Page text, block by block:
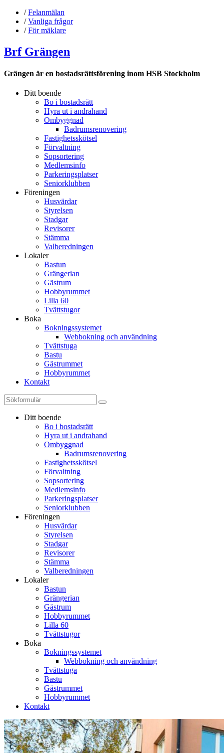
/Felanmälan
/Vanliga frågor
/För mäklare
Brf Grängen
Grängen är en bostadsrättsförening inom HSB Stockholm
Ditt boende
Bo i bostadsrätt
Hyra ut i andrahand
Ombyggnad
Badrumsrenovering
Fastighetsskötsel
Förvaltning
Sopsortering
Medlemsinfo
Parkeringsplatser
Seniorklubben
Föreningen
Husvärdar
Styrelsen
Stadgar
Revisorer
Stämma
Valberedningen
Lokaler
Bastun
Grängerian
Gästrum
Hobbyrummet
Lilla 60
Tvättstugor
Boka
Bokningssystemet
Webbokning och användning
Tvättstuga
Bastu
Gästrummet
Hobbyrummet
Kontakt
Ditt boende
Bo i bostadsrätt
Hyra ut i andrahand
Ombyggnad
Badrumsrenovering
Fastighetsskötsel
Förvaltning
Sopsortering
Medlemsinfo
Parkeringsplatser
Seniorklubben
Föreningen
Husvärdar
Styrelsen
Stadgar
Revisorer
Stämma
Valberedningen
Lokaler
Bastun
Grängerian
Gästrum
Hobbyrummet
Lilla 60
Tvättstugor
Boka
Bokningssystemet
Webbokning och användning
Tvättstuga
Bastu
Gästrummet
Hobbyrummet
Kontakt